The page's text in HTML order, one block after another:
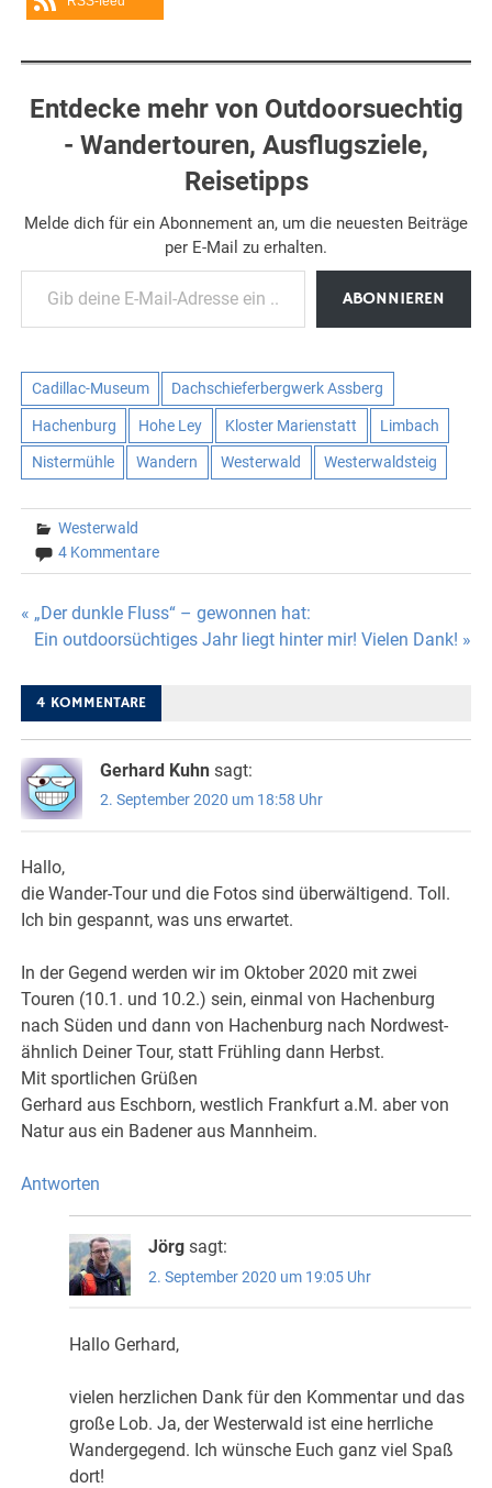
Entdecke mehr von Outdoorsuechtig
- Wandertouren, Ausflugsziele,
Reisetipps
Melde dich für ein Abonnement an, um die neuesten Beiträge
per E-Mail zu erhalten.
Gib deine E-Mail-Adresse ein ...
ABONNIEREN
Cadillac-Museum Dachschieferbergwerk Assberg
Hachenburg Hohe Ley Kloster Marienstatt Limbach
Nistermühle Wandern Westerwald Westerwaldsteig
Westerwald
4 Kommentare
Beitragsnavigation
« „Der dunkle Fluss“ – gewonnen hat:
Ein outdoorsüchtiges Jahr liegt hinter mir! Vielen Dank! »
4 KOMMENTARE
Gerhard Kuhn sagt:
2. September 2020 um 18:58 Uhr
Hallo,
die Wander-Tour und die Fotos sind überwältigend. Toll.
Ich bin gespannt, was uns erwartet.
In der Gegend werden wir im Oktober 2020 mit zwei
Touren (10.1. und 10.2.) sein, einmal von Hachenburg
nach Süden und dann von Hachenburg nach Nordwest-
ähnlich Deiner Tour, statt Frühling dann Herbst.
Mit sportlichen Grüßen
Gerhard aus Eschborn, westlich Frankfurt a.M. aber von
Natur aus ein Badener aus Mannheim.
Antworten
Jörg sagt:
2. September 2020 um 19:05 Uhr
Hallo Gerhard,
vielen herzlichen Dank für den Kommentar und das
große Lob. Ja, der Westerwald ist eine herrliche
Wandergegend. Ich wünsche Euch ganz viel Spaß
dort!